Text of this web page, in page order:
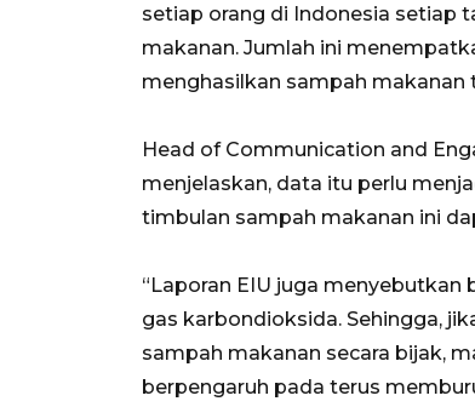
setiap orang di Indonesia setiap
makanan. Jumlah ini
menghasilkan sampah makanan
Head of Communication and
menjelaskan, data itu perlu
timbulan sampah makanan ini
“Laporan EIU juga
gas karbondioksida. Sehingga,
sampah makanan secara bijak,
berpengaruh pada terus